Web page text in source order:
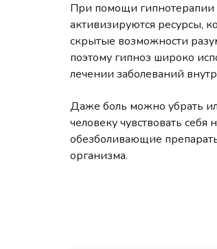
При помощи гипнотерапии
активизируются ресурсы,
скрытые возможности
поэтому гипноз широко
лечении заболеваний
Даже боль можно убрать
человеку чувствовать
обезболивающие
организма.